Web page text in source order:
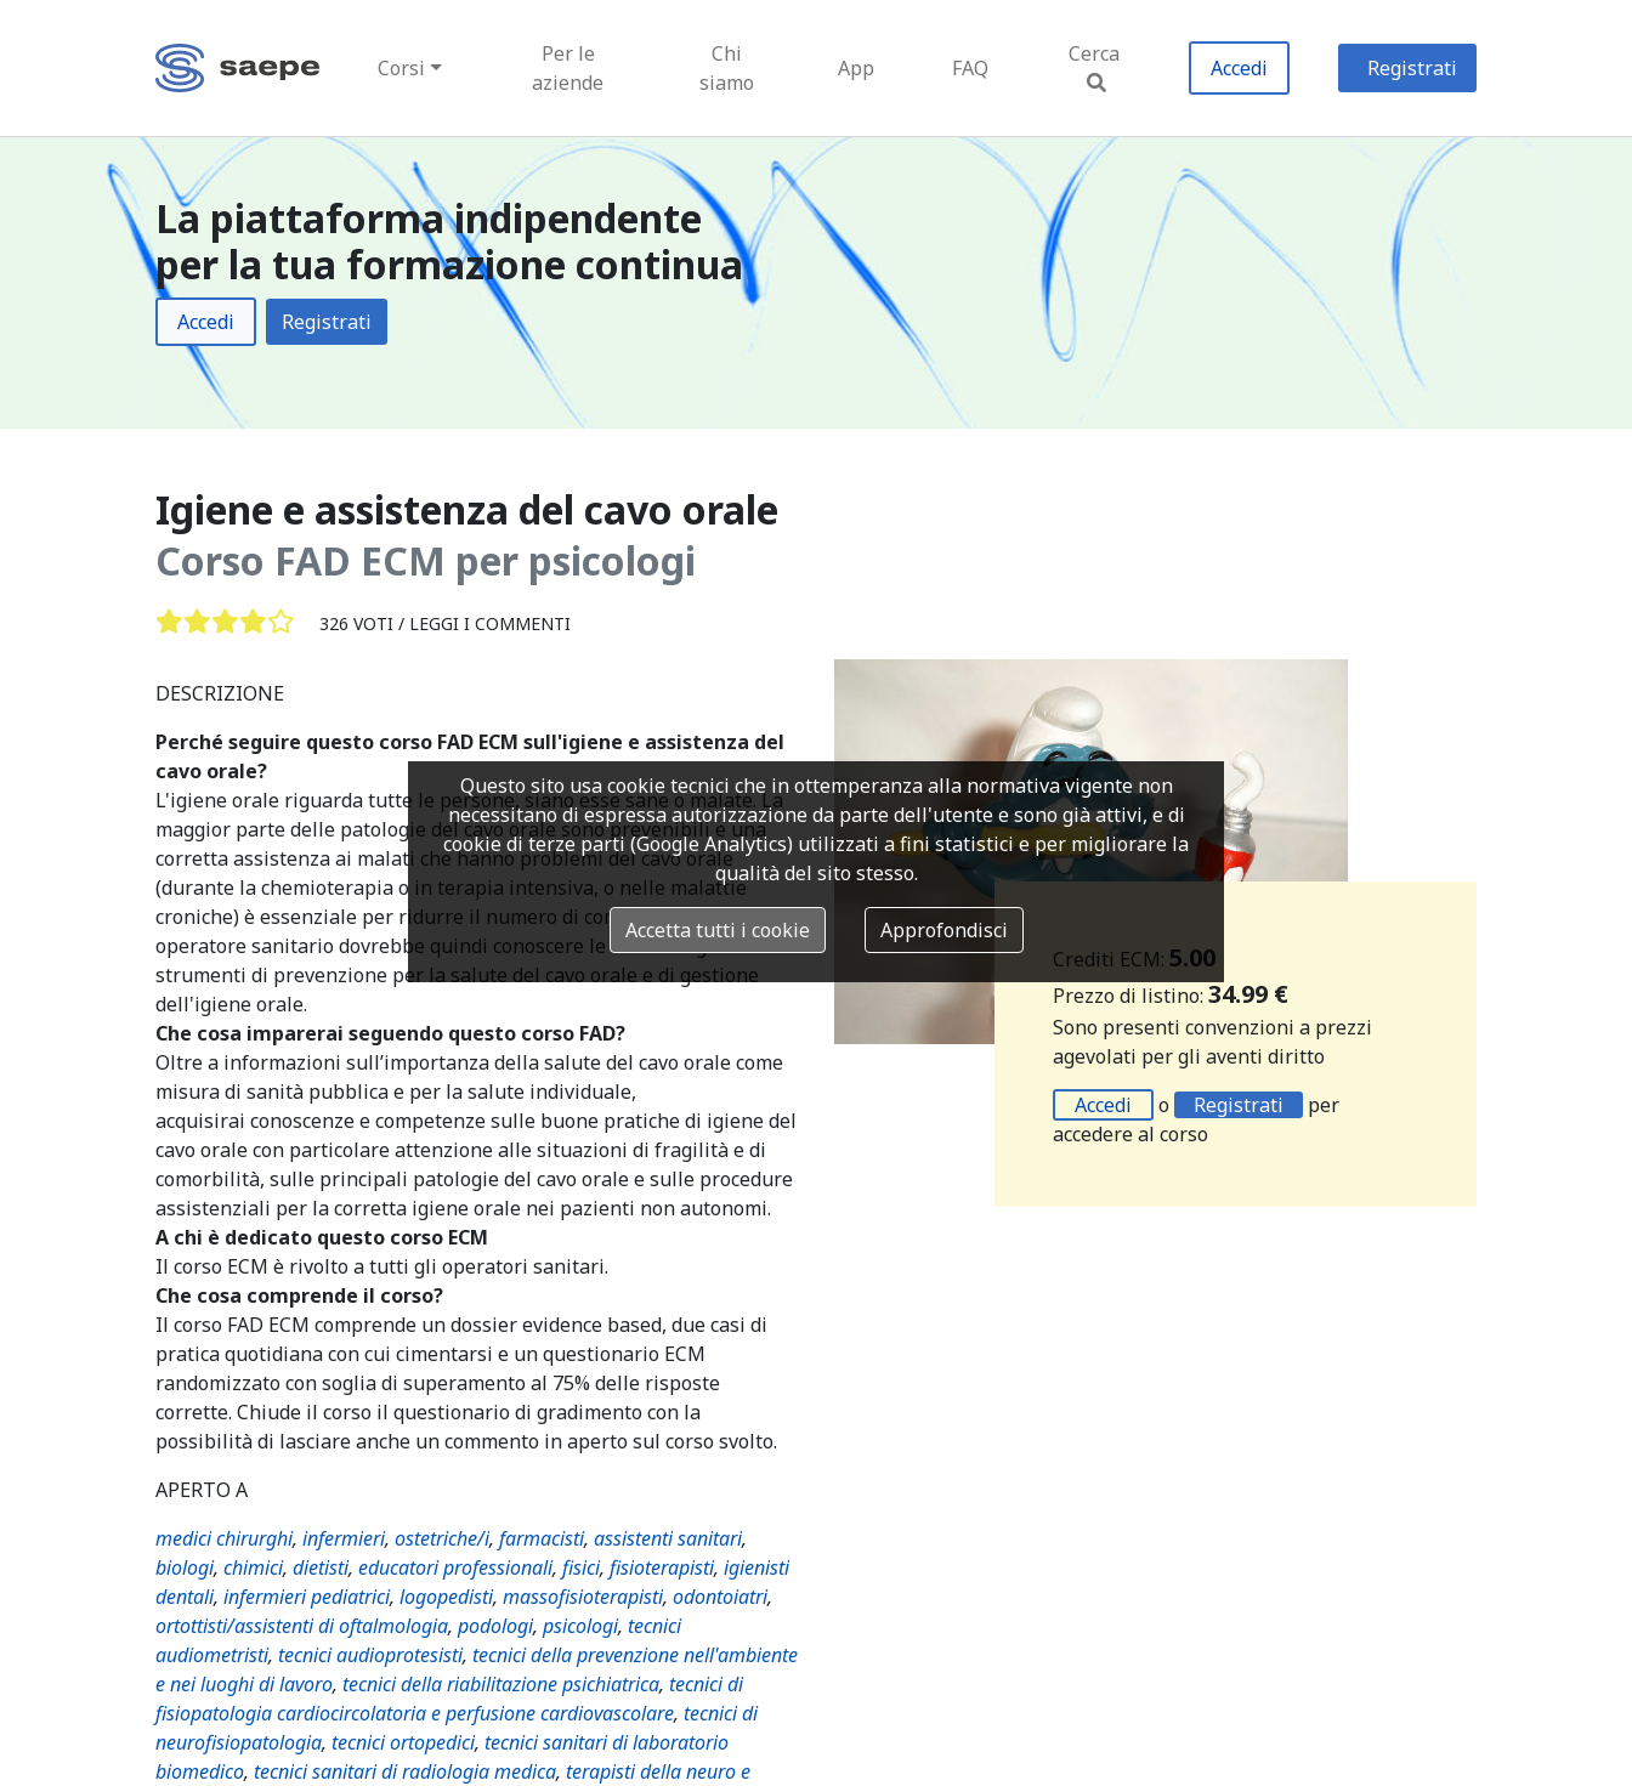
Corsi
Per le
aziende
Chi
siamo
App FAQ
Cerca
Accedi Registrati
La piattaforma indipendente
per la tua formazione continua
Accedi Registrati
Igiene e assistenza del cavo orale
Corso FAD ECM per psicologi
326 VOTI / LEGGI I COMMENTI
DESCRIZIONE
Perché seguire questo corso FAD ECM sull'igiene e assistenza del
cavo orale?
L'igiene orale riguarda tutte le persone, siano esse sane o malate. La
maggior parte delle patologie del cavo orale sono prevenibili e una
corretta assistenza ai malati che hanno problemi del cavo orale
(durante la chemioterapia o in terapia intensiva, o nelle malattie
croniche) è essenziale per ridurre il numero di complicazioni. Ogni
operatore sanitario dovrebbe quindi conoscere le misure e gli
strumenti di prevenzione per la salute del cavo orale e di gestione
dell'igiene orale.
Che cosa imparerai seguendo questo corso FAD?
Oltre a informazioni sull’importanza della salute del cavo orale come
misura di sanità pubblica e per la salute individuale,
acquisirai conoscenze e competenze sulle buone pratiche di igiene del
cavo orale con particolare attenzione alle situazioni di fragilità e di
comorbilità, sulle principali patologie del cavo orale e sulle procedure
assistenziali per la corretta igiene orale nei pazienti non autonomi.
A chi è dedicato questo corso ECM
Il corso ECM è rivolto a tutti gli operatori sanitari.
Che cosa comprende il corso?
Il corso FAD ECM comprende un dossier evidence based, due casi di
pratica quotidiana con cui cimentarsi e un questionario ECM
randomizzato con soglia di superamento al 75% delle risposte
corrette. Chiude il corso il questionario di gradimento con la
possibilità di lasciare anche un commento in aperto sul corso svolto.
APERTO A
medici chirurghi, infermieri, ostetriche/i, farmacisti, assistenti sanitari,
biologi, chimici, dietisti, educatori professionali, fisici, fisioterapisti, igienisti
dentali, infermieri pediatrici, logopedisti, massofisioterapisti, odontoiatri,
ortottisti/assistenti di oftalmologia, podologi, psicologi, tecnici
audiometristi, tecnici audioprotesisti, tecnici della prevenzione nell'ambiente
e nei luoghi di lavoro, tecnici della riabilitazione psichiatrica, tecnici di
fisiopatologia cardiocircolatoria e perfusione cardiovascolare, tecnici di
neurofisiopatologia, tecnici ortopedici, tecnici sanitari di laboratorio
biomedico, tecnici sanitari di radiologia medica, terapisti della neuro e
Crediti ECM: 5.00
Prezzo di listino:34.99 €
Sono presenti convenzioni a prezzi
agevolati per gli aventi diritto
Accedi
o Registrati
per
accedere al corso
Questo sito usa cookie tecnici che in ottemperanza alla normativa vigente non
necessitano di espressa autorizzazione da parte dell'utente e sono già attivi, e di
cookie di terze parti (Google Analytics) utilizzati a fini statistici e per migliorare la
qualità del sito stesso.
Accetta tutti i cookie Approfondisci